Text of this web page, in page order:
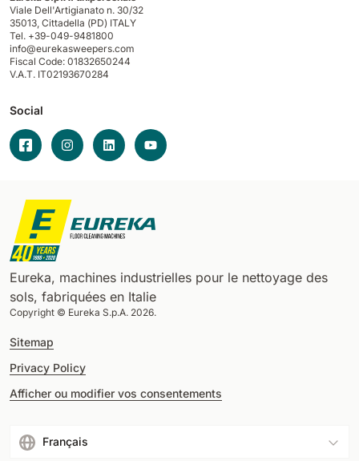
Viale Dell'Artigianato n. 30/32
35013, Cittadella (PD) ITALY
Tel. +39-049-9481800
info@eurekasweepers.com
Fiscal Code: 01832650244
V.A.T. IT02193670284
Social
Eureka, machines industrielles pour le nettoyage des
sols, fabriquées en Italie
Copyright © Eureka S.p.A. 2026.
Sitemap
Privacy Policy
Afficher ou modifier vos consentements
Français